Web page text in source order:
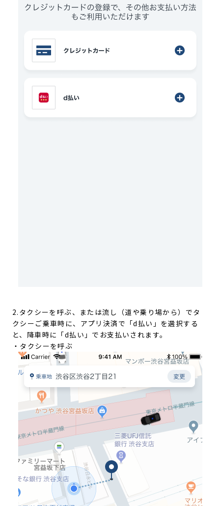
2.タクシーを呼ぶ、または流し（道や乗り場から）でタ
クシーご乗車時に、アプリ決済で「d払い」を選択する
と、降車時に「d払い」でお支払いされます。
・タクシーを呼ぶ